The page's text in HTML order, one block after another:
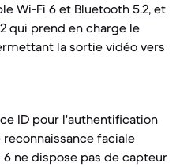
Wi-Fi 6 et Bluetooth 5.2, et
qui prend en charge le
la sortie vidéo vers
ID pour l'authentification
faciale
6 ne dispose pas de capteur